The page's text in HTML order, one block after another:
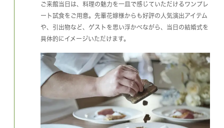
ご来館当日は、料理の魅力を一皿で感じていただけるワンプレ
ート試食をご用意。先輩花嫁様からも好評の人気演出アイテム
や、引出物など、ゲストを思い浮かべながら、当日の結婚式を
具体的にイメージいただけます。